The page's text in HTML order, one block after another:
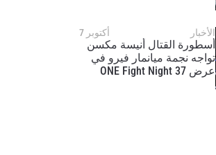
الأخبار أكتوبر 7
أسطورة القتال أنيسة مكسن
تواجه نجمة ميانمار فيرو في
عرض ONE Fight Night 37